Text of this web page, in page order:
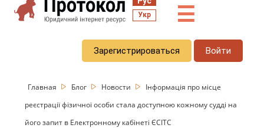
Укр ☰
Зарегистрироваться Войти
Главная Блог Новости
Інформація про місце
реєстрації фізичної особи стала доступною кожному судді на
його запит в Електронному кабінеті ЄСІТС